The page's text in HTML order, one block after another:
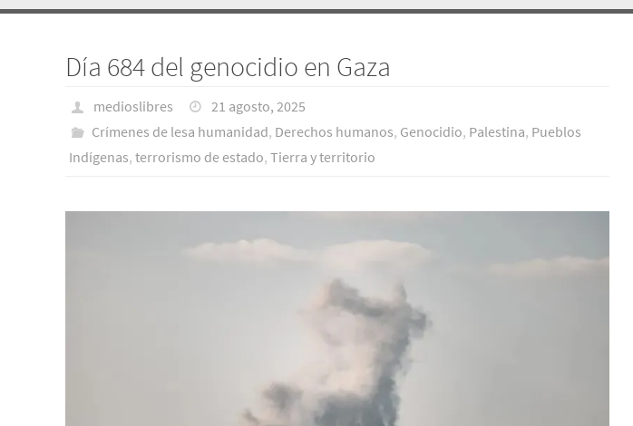
Día 684 del genocidio en Gaza
medioslibres
21 agosto, 2025
Crímenes de lesa humanidad, Derechos humanos, Genocidio, Palestina, Pueblos
Indí­genas, terrorismo de estado, Tierra y territorio